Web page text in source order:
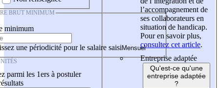
BRUT MINIMUM
minimum
une périodicité pour le salaire saisi
parmi les 1ers à postuler
l’accompagnement de
ses collaborateurs en
situation de handicap.
Pour en savoir plus,
consultez cet article.
Entreprise adaptée
Qu'est-ce qu'une
entreprise adaptée
?